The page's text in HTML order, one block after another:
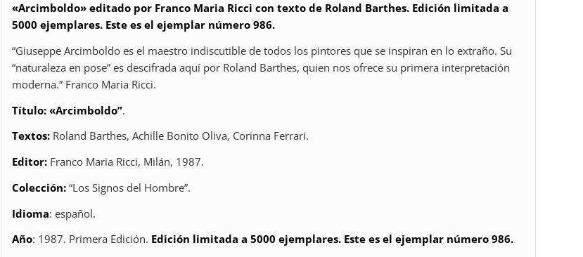
«Arcimboldo» editado por Franco Maria Ricci con texto de Roland Barthes. Edición limitada a
5000 ejemplares. Este es el ejemplar número 986.
“Giuseppe Arcimboldo es el maestro indiscutible de todos los pintores que se inspiran en lo extraño. Su
“naturaleza en pose” es descifrada aquí por Roland Barthes, quien nos ofrece su primera interpretación
moderna.” Franco Maria Ricci.
Título: «Arcimboldo”.
Textos: Roland Barthes, Achille Bonito Oliva, Corinna Ferrari.
Editor: Franco Maria Ricci, Milán, 1987.
Colección: “Los Signos del Hombre”.
Idioma: español.
Año: 1987. Primera Edición. Edición limitada a 5000 ejemplares. Este es el ejemplar número 986.